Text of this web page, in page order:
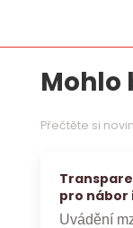
Mohlo
Přečtěte si
pro nábor
Uvádění